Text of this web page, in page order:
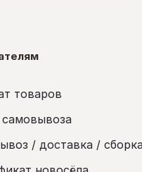
товаров
/ доставка /